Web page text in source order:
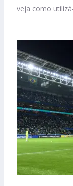
veja como